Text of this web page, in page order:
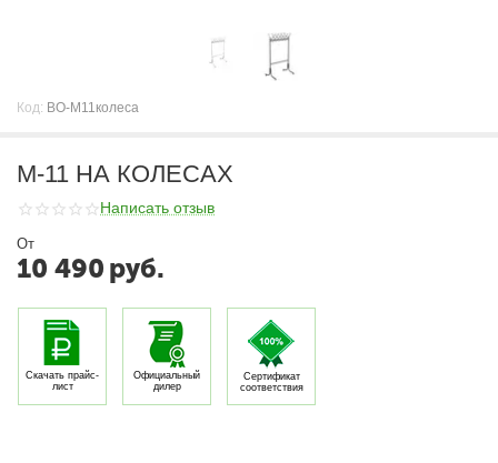
Код: ВО-М11колеса
М-11 НА КОЛЕСАХ
Написать отзыв
От
10 490 руб.
Скачать прайс-
лист
Официальный
дилер
Сертификат
соответствия